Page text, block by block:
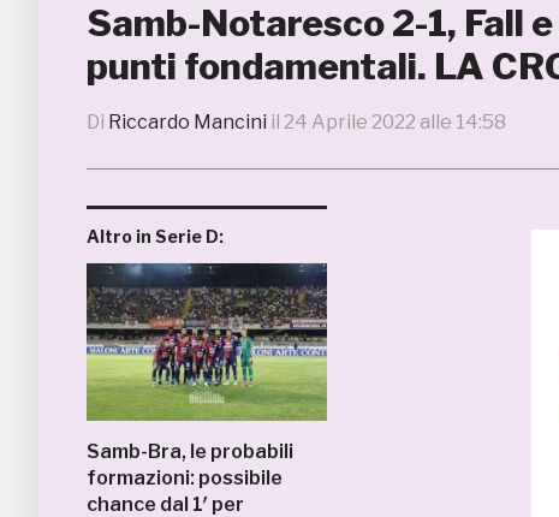
Samb-Notaresco 2-1, Fall
punti fondamentali. LA
Di Riccardo Mancini il 24 Aprile 2022 alle 14:58
Altro in Serie D:
Samb-Bra, le probabili
formazioni: possibile
chance dal 1′ per